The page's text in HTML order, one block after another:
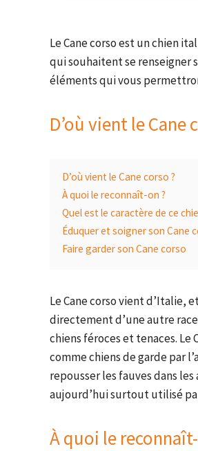
Le Cane corso est un chien
qui souhaitent se
éléments qui vous
D’où vient le Cane
D’où vient le Cane corso ?
À quoi le reconnaît-on ?
Quel est le caractère de ce
Éduquer et soigner son Cane
Faire garder son Cane corso
Le Cane corso vient d’Italie,
directement d’une autre
chiens féroces et tenaces. Le
comme chiens de garde par
repousser les fauves dans
aujourd’hui surtout utilisé
À quoi le